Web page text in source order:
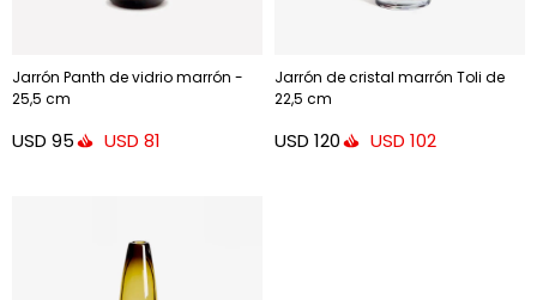
Jarrón Panth de vidrio marrón -
25,5 cm
USD 95 USD 81
Jarrón de cristal marrón Toli de
22,5 cm
USD 120 USD 102